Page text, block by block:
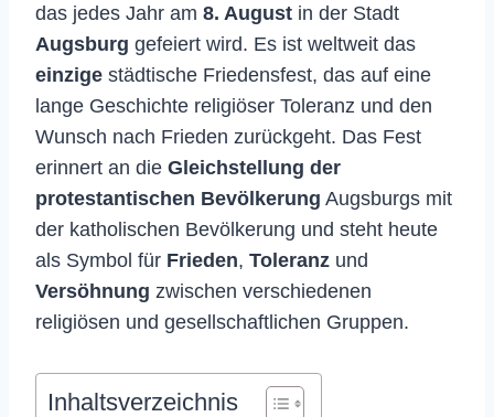
das jedes Jahr am 8. August in der Stadt
Augsburg gefeiert wird. Es ist weltweit das
einzige städtische Friedensfest, das auf eine
lange Geschichte religiöser Toleranz und den
Wunsch nach Frieden zurückgeht. Das Fest
erinnert an die Gleichstellung der
protestantischen Bevölkerung Augsburgs mit
der katholischen Bevölkerung und steht heute
als Symbol für Frieden, Toleranz und
Versöhnung zwischen verschiedenen
religiösen und gesellschaftlichen Gruppen.
Inhaltsverzeichnis